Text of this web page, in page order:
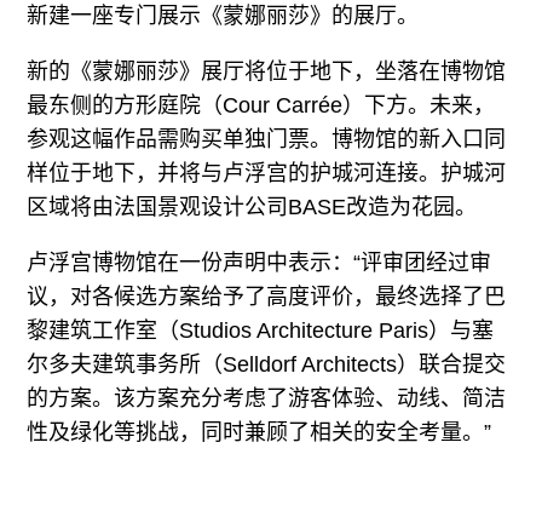
新建一座专门展示《蒙娜丽莎》的展厅。
新的《蒙娜丽莎》展厅将位于地下，坐落在博物馆
最东侧的方形庭院（Cour Carrée）下方。未来，
参观这幅作品需购买单独门票。博物馆的新入口同
样位于地下，并将与卢浮宫的护城河连接。护城河
区域将由法国景观设计公司BASE改造为花园。
卢浮宫博物馆在一份声明中表示：“评审团经过审
议，对各候选方案给予了高度评价，最终选择了巴
黎建筑工作室（Studios Architecture Paris）与塞
尔多夫建筑事务所（Selldorf Architects）联合提交
的方案。该方案充分考虑了游客体验、动线、简洁
性及绿化等挑战，同时兼顾了相关的安全考量。”